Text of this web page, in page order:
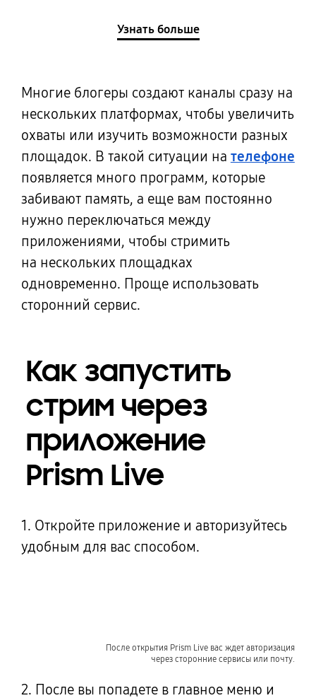
Узнать больше
Многие блогеры создают каналы сразу на
нескольких платформах, чтобы увеличить
охваты или изучить возможности разных
площадок. В такой ситуации на телефоне
появляется много программ, которые
забивают память, а еще вам постоянно
нужно переключаться между
приложениями, чтобы стримить
на нескольких площадках
одновременно. Проще использовать
сторонний сервис.
Как запустить
стрим через
приложение
Prism Live
1. Откройте приложение и авторизуйтесь
удобным для вас способом.
После открытия Prism Live вас ждет авторизация
через сторонние сервисы или почту.
2. После вы попадете в главное меню и